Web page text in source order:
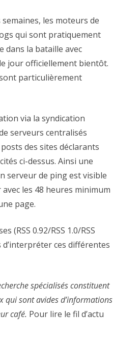
les moteurs de
qui sont pratiquement
dans la bataille avec
jour officiellement bientôt.
sont particulièrement
via la syndication
serveurs centralisés
des sites déclarants
ci-dessus. Ainsi une
serveur de ping est visible
les 48 heures minimum
page.
(RSS 0.92/RSS 1.0/RSS
ces différentes
spécialisés constituent
qui sont avides d’informations
café. Pour lire le fil d’actu